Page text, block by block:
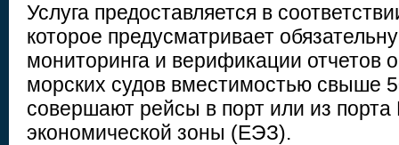
Услуга предоставляется в
которое предусматривает
мониторинга и верификации отчетов
морских судов вместимостью свыше
совершают рейсы в порт или из порта
экономической зоны (ЕЭЗ).